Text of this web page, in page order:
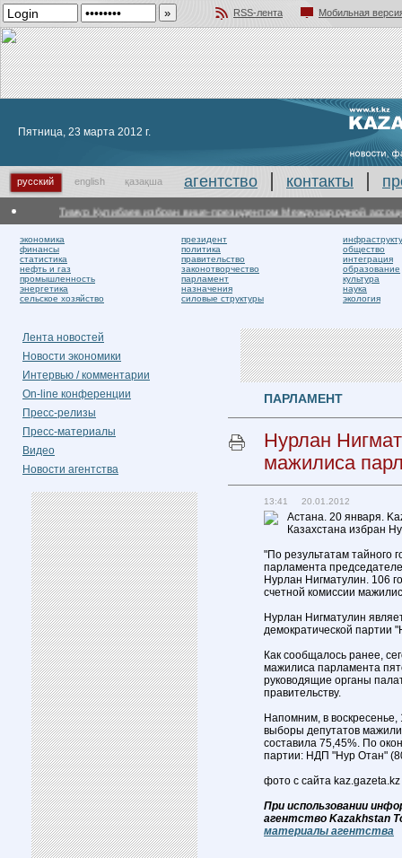
RSS-лента
Мобильная
Пятница, 23 марта 2012 г.
русский english қазақша агентство контакты
Тимур Кулибаев избран вице-президентом Международной
экономика
финансы
статистика
нефть и газ
промышленность
энергетика
сельское хозяйство
президент
политика
правительство
законотворчество
парламент
назначения
силовые структуры
общество
интеграция
образование
культура
наука
экология
Лента новостей
Новости экономики
Интервью / комментарии
On-line конференции
Пресс-релизы
Пресс-материалы
Видео
Новости агентства
ПАРЛАМЕНТ
Нурлан
мажилиса
13:41 20.01.2012
Астана. 20 января.
Казахстана избран
"По результатам тайного
парламента
Нурлан Нигматулин. 106
счетной комиссии
Нурлан Нигматулин
демократической партии
Как сообщалось ранее,
мажилиса парламента
руководящие органы
правительству.
Напомним, в
выборы депутатов
составила 75,45%. По
партии: НДП "Нур Отан"
фото с сайта kaz.gazeta.kz
При использовании
агентство Kazakhstan
материалы агентства